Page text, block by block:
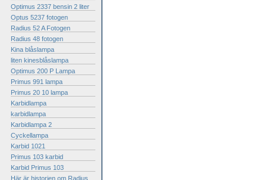
Optimus 2337 bensin 2 liter
Optus 5237 fotogen
Radius 52 A Fotogen
Radius 48 fotogen
Kina blåslampa
liten kinesblåslampa
Optimus 200 P Lampa
Primus 991 lampa
Primus 20 10 lampa
Karbidlampa
karbidlampa
Karbidlampa 2
Cyckellampa
Karbid 1021
Primus 103 karbid
Karbid Primus 103
Här är historien om Radius